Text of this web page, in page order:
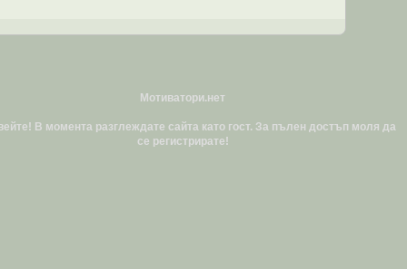
Мотиватори.нет
В момента разглеждате сайта като гост. За пълен достъп моля да
се регистрирате!